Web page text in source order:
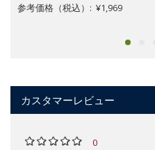
参考価格（税込）: ¥1,969
カスタマーレビュー
0